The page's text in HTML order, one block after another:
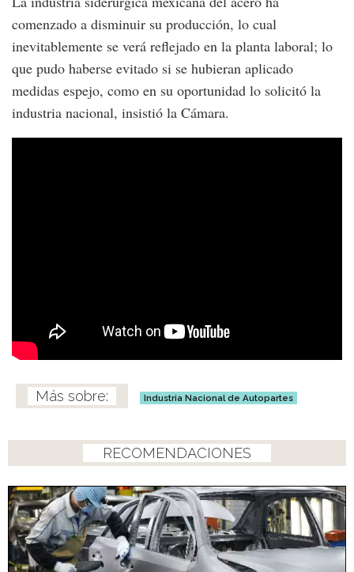
comenzado a disminuir su producción, lo cual
inevitablemente se verá reflejado en la planta laboral; lo
que pudo haberse evitado si se hubieran aplicado
medidas espejo, como en su oportunidad lo solicitó la
industria nacional, insistió la Cámara.
Industria Nacional de Autopartes
RECOMENDACIONES